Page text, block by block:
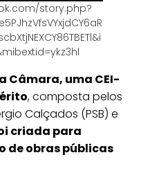
story.php?
Câmara, uma CEI-
, composta pelos
Calçados (PSB) e
criada para
de obras públicas